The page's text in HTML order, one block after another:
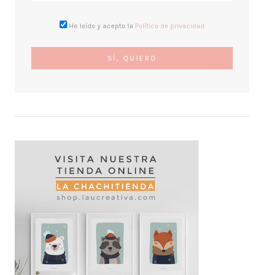
He leído y acepto la Política de privacidad